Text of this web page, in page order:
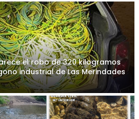
el robo de 320 kilogramos
industrial de Las Merindades